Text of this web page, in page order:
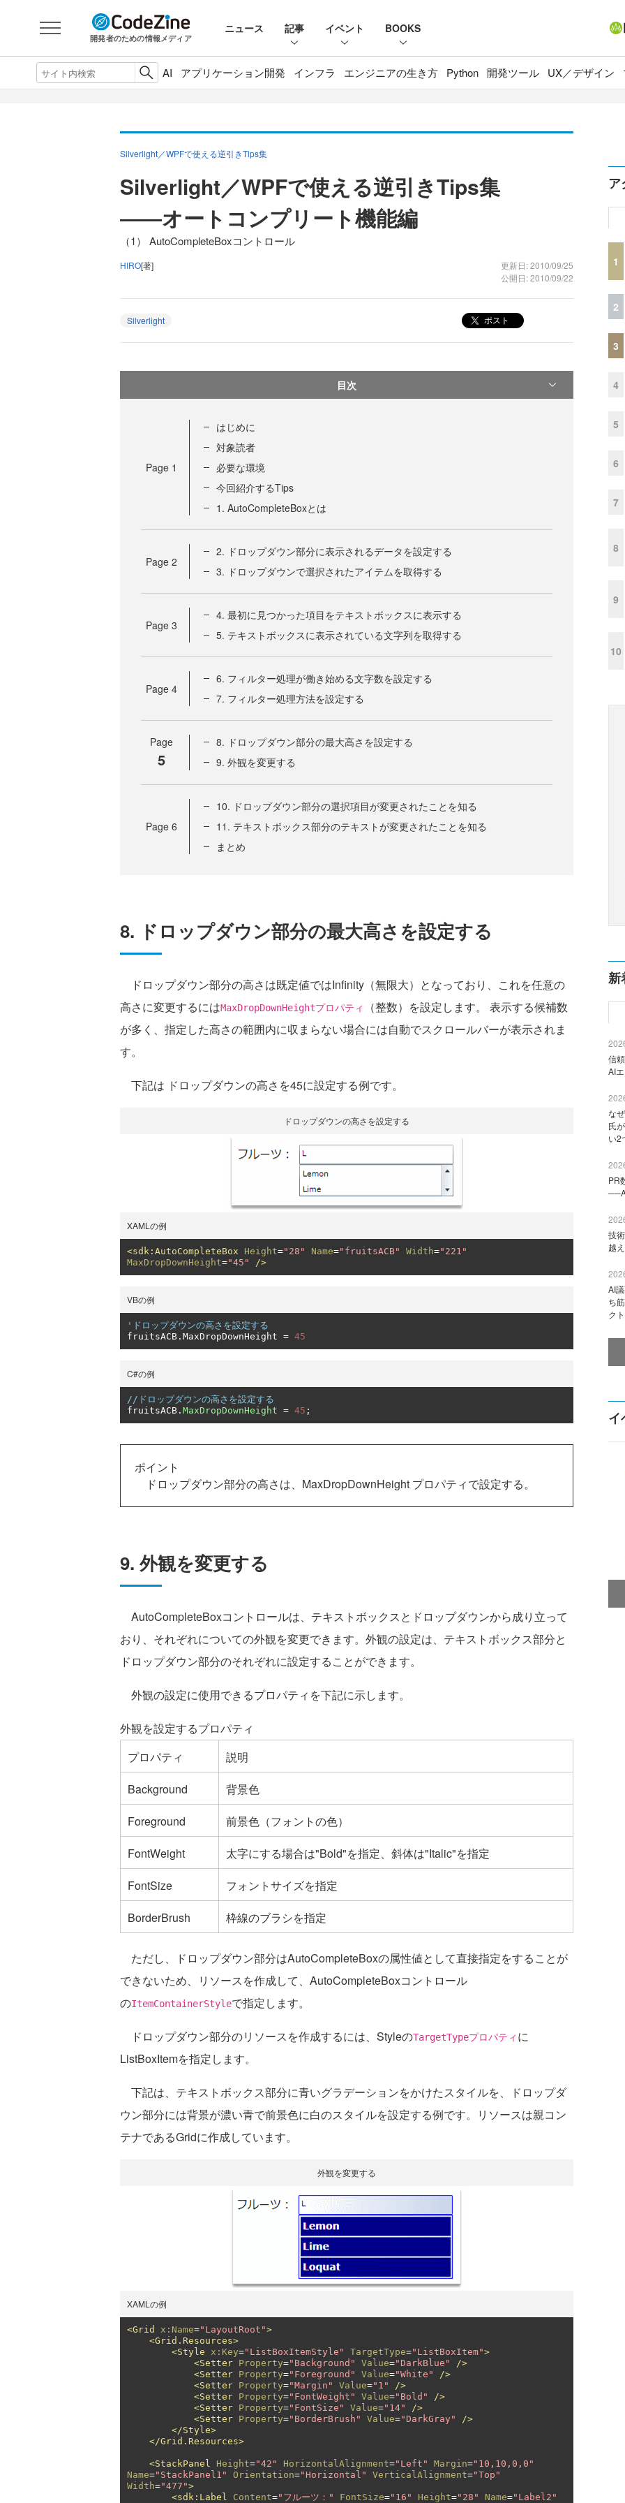
開発者のための情報メディア
ニュース 記事 イベント BOOKS
AI アプリケーション開発 インフラ エンジニアの生き方 Python 開発ツール UX／デザイン
Silverlight／WPFで使える逆引きTips集
Silverlight／WPFで使える逆引きTips集
――オートコンプリート機能編
（1） AutoCompleteBoxコントロール
HIRO[著]
更新日: 2010/09/25
公開日: 2010/09/22
Silverlight ポスト
目次
Page 1
はじめに
対象読者
必要な環境
今回紹介するTips
1. AutoCompleteBoxとは
Page 2
2. ドロップダウン部分に表示されるデータを設定する
3. ドロップダウンで選択されたアイテムを取得する
Page 3
4. 最初に見つかった項目をテキストボックスに表示する
5. テキストボックスに表示されている文字列を取得する
Page 4
6. フィルター処理が働き始める文字数を設定する
7. フィルター処理方法を設定する
Page
5
8. ドロップダウン部分の最大高さを設定する
9. 外観を変更する
Page 6
10. ドロップダウン部分の選択項目が変更されたことを知る
11. テキストボックス部分のテキストが変更されたことを知る
まとめ
8. ドロップダウン部分の最大高さを設定する
ドロップダウン部分の高さは既定値ではInfinity（無限大）となっており、これを任意の
高さに変更するにはMaxDropDownHeightプロパティ
（整数）を設定します。 表示する候補数
が多く、指定した高さの範囲内に収まらない場合には自動でスクロールバーが表示されま
す。
下記は ドロップダウンの高さを45に設定する例です。
ドロップダウンの高さを設定する
XAMLの例
<sdk:AutoCompleteBox Height="28" Name="fruitsACB" Width="221"
MaxDropDownHeight="45" />
VBの例
'ドロップダウンの高さを設定する
fruitsACB . MaxDropDownHeight = 45
C#の例
//ドロップダウンの高さを設定する
fruitsACB . MaxDropDownHeight = 45 ;
ポイント
ドロップダウン部分の高さは、MaxDropDownHeight プロパティで設定する。
9. 外観を変更する
AutoCompleteBoxコントロールは、テキストボックスとドロップダウンから成り立って
おり、それぞれについての外観を変更できます。外観の設定は、テキストボックス部分と
ドロップダウン部分のそれぞれに設定することができます。
外観の設定に使用できるプロパティを下記に示します。
外観を設定するプロパティ
プロパティ
説明
Background
背景色
Foreground
前景色（フォントの色）
FontWeight
太字にする場合は"Bold"を指定、斜体は"Italic"を指定
FontSize
フォントサイズを指定
BorderBrush
枠線のブラシを指定
ただし、ドロップダウン部分はAutoCompleteBoxの属性値として直接指定をすることが
できないため、リソースを作成して、AutoCompleteBoxコントロール
のItemContainerStyleで指定します。
ドロップダウン部分のリソースを作成するには、StyleのTargetTypeプロパティ に
ListBoxItemを指定します。
下記は、テキストボックス部分に青いグラデーションをかけたスタイルを、ドロップダ
ウン部分には背景が濃い青で前景色に白のスタイルを設定する例です。リソースは親コン
テナであるGridに作成しています。
外観を変更する
XAMLの例
<Grid x:Name="LayoutRoot">
<Grid.Resources>
<Style x:Key="ListBoxItemStyle" TargetType="ListBoxItem">
<Setter Property="Background" Value="DarkBlue"
/>
<Setter Property="Foreground" Value="White"
/>
<Setter Property="Margin" Value="1"
/>
<Setter Property="FontWeight" Value="Bold"
/>
<Setter Property="FontSize" Value="14"
/>
<Setter Property="BorderBrush" Value="DarkGray"
/>
</Style>
</Grid.Resources>
<StackPanel Height="42" HorizontalAlignment="Left" Margin="10,10,0,0"
Name="StackPanel1" Orientation="Horizontal" VerticalAlignment="Top"
Width="477">
<sdk:Label
Content="フルーツ：" FontSize="16" Height="28" Name="Label2"
ア
1
2
3
4
5
6
7
8
9
10
新
信
AI
な
氏
い2
PR
技
越
AI
ち
ク
イ